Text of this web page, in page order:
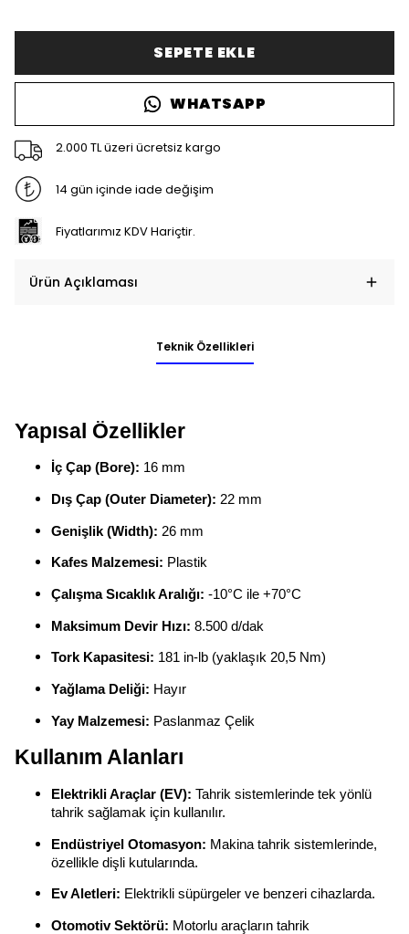
SEPETE EKLE
WHATSAPP
2.000 TL üzeri ücretsiz kargo
14 gün içinde iade değişim
Fiyatlarımız KDV Hariçtir.
Ürün Açıklaması
Teknik Özellikleri
Yapısal Özellikler
İç Çap (Bore): 16 mm
Dış Çap (Outer Diameter): 22 mm
Genişlik (Width): 26 mm
Kafes Malzemesi: Plastik
Çalışma Sıcaklık Aralığı: -10°C ile +70°C
Maksimum Devir Hızı: 8.500 d/dak
Tork Kapasitesi: 181 in-lb (yaklaşık 20,5 Nm)
Yağlama Deliği: Hayır
Yay Malzemesi: Paslanmaz Çelik
Kullanım Alanları
Elektrikli Araçlar (EV): Tahrik sistemlerinde tek yönlü
tahrik sağlamak için kullanılır.
Endüstriyel Otomasyon: Makina tahrik sistemlerinde,
özellikle dişli kutularında.
Ev Aletleri: Elektrikli süpürgeler ve benzeri cihazlarda.
Otomotiv Sektörü: Motorlu araçların tahrik